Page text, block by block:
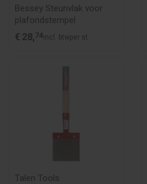
Bessey Steunvlak voor
plafondstempel
€ 28,74 incl. btwper st
Talen Tools